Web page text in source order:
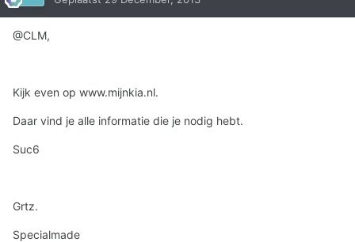
@CLM,
Kijk even op www.mijnkia.nl.
Daar vind je alle informatie die je nodig hebt.
Suc6
Grtz.
Specialmade